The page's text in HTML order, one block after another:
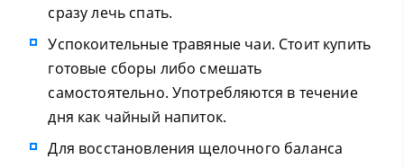
сразу лечь спать.
Успокоительные травяные чаи. Стоит купить
готовые сборы либо смешать
самостоятельно. Употребляются в течение
дня как чайный напиток.
Для восстановления щелочного баланса